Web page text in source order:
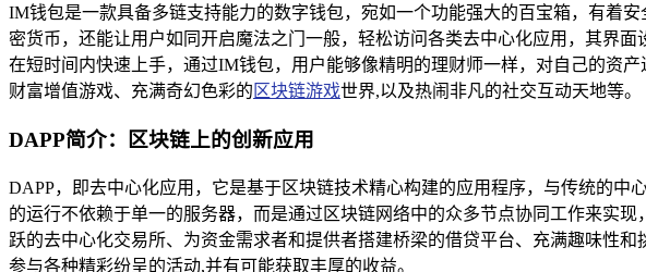
IM钱包是一款具备多链支持能力的数字钱包，宛如一个功能强大的百宝箱，有着
密货币，还能让用户如同开启魔法之门一般，轻松访问各类去中心化应用，其界
在短时间内快速上手，通过IM钱包，用户能够像精明的理财师一样，对自己的资
财富增值游戏、充满奇幻色彩的 区块链游戏世界,以及热闹非凡的社交互动天地等。
DAPP简介：区块链上的创新应用
DAPP，即去中心化应用，它是基于区块链技术精心构建的应用程序，与传统的
的运行不依赖于单一的服务器，而是通过区块链网络中的众多节点协同工作来实
跃的去中心化交易所、为资金需求者和提供者搭建桥梁的借贷平台、充满趣味性
参与各种精彩纷呈的活动,并有可能获取丰厚的收益。